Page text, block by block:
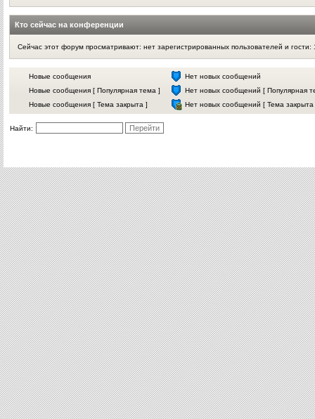
Кто сейчас на конференции
Сейчас этот форум просматривают: нет зарегистрированных пользователей и гости:
Новые сообщения
Нет новых сообщений
Новые сообщения [ Популярная тема ]
Нет новых сообщений [ Популярная
Новые сообщения [ Тема закрыта ]
Нет новых сообщений [ Тема закрыта
Найти: